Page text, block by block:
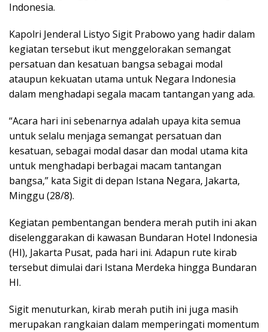
Indonesia.
Kapolri Jenderal Listyo Sigit Prabowo yang hadir dalam
kegiatan tersebut ikut menggelorakan semangat
persatuan dan kesatuan bangsa sebagai modal
ataupun kekuatan utama untuk Negara Indonesia
dalam menghadapi segala macam tantangan yang ada.
“Acara hari ini sebenarnya adalah upaya kita semua
untuk selalu menjaga semangat persatuan dan
kesatuan, sebagai modal dasar dan modal utama kita
untuk menghadapi berbagai macam tantangan
bangsa,” kata Sigit di depan Istana Negara, Jakarta,
Minggu (28/8).
Kegiatan pembentangan bendera merah putih ini akan
diselenggarakan di kawasan Bundaran Hotel Indonesia
(HI), Jakarta Pusat, pada hari ini. Adapun rute kirab
tersebut dimulai dari Istana Merdeka hingga Bundaran
HI.
Sigit menuturkan, kirab merah putih ini juga masih
merupakan rangkaian dalam memperingati momentum